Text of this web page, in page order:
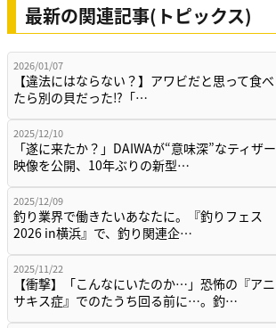
最新の関連記事(トピックス)
2026/01/07
【違法にはならない？】アワビだと思って食べ
たら別の貝だった⁉「…
2025/12/10
「遂に来たか？」DAIWAが“意味深”なティザー
映像を公開、10年ぶりの新型…
2025/12/09
釣り業界で働きたいあなたに。『釣りフェス
2026 in横浜』で、釣り関連企…
2025/11/22
【衝撃】「こんなにいたのか…」恐怖の『アニ
サキス症』でのたうち回る前に…。釣…